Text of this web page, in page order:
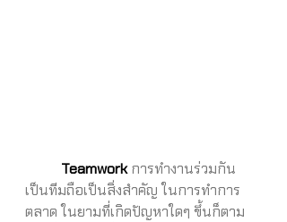
Teamwork การทำงานร่วมกัน
เป็นทีมถือเป็นสิ่งสำคัญ ในการทำการ
ตลาด ในยามที่เกิดปัญหาใดๆ ขึ้นก็ตาม